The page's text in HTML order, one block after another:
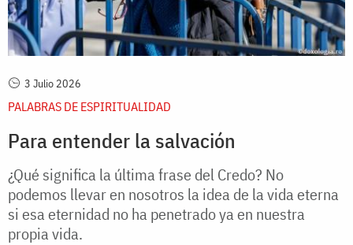
3 Julio 2026
PALABRAS DE ESPIRITUALIDAD
Para entender la salvación
¿Qué significa la última frase del Credo? No
podemos llevar en nosotros la idea de la vida eterna
si esa eternidad no ha penetrado ya en nuestra
propia vida.